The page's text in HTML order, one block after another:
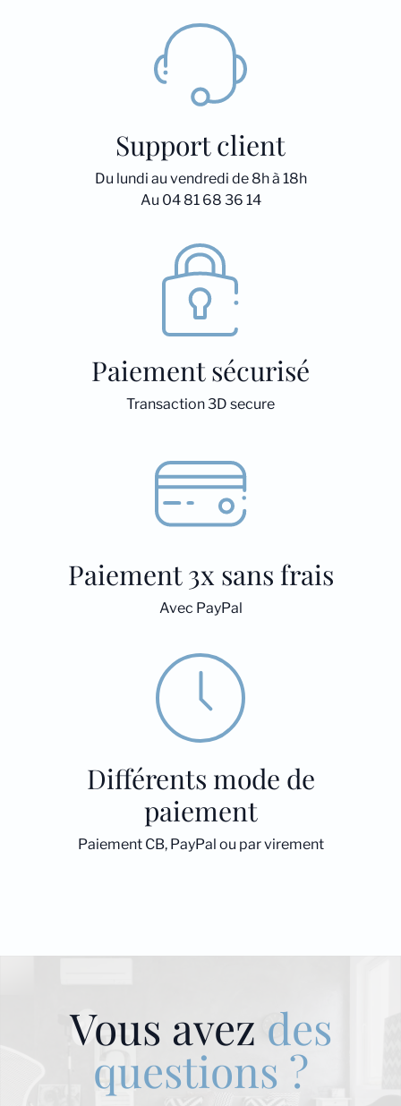
Support client
Du lundi au vendredi de 8h à 18h
Au 04 81 68 36 14
Paiement sécurisé
Transaction 3D secure
Paiement 3x sans frais
Avec PayPal
Différents mode de
paiement
Paiement CB, PayPal ou par virement
Vous avez des
questions ?